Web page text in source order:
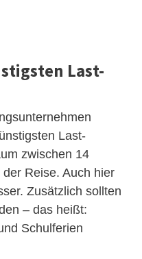
Last-
Last-
zwischen 14
Reise. Auch hier
Zusätzlich sollten
– das heißt:
Schulferien